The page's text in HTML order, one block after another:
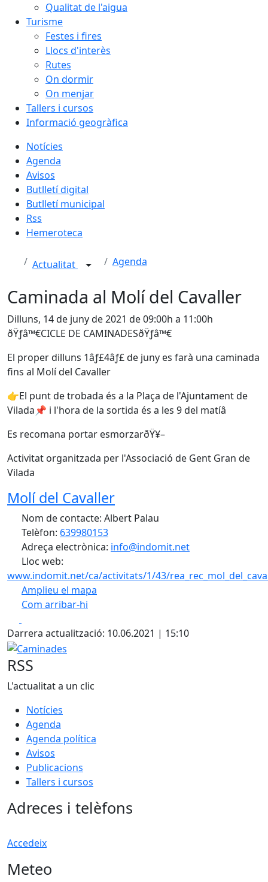
Qualitat de l'aigua
Turisme
Festes i fires
Llocs d'interès
Rutes
On dormir
On menjar
Tallers i cursos
Informació geogràfica
Notícies
Agenda
Avisos
Butlletí digital
Butlletí municipal
Rss
Hemeroteca
Actualitat Agenda
Caminada al Molí del Cavaller
Dilluns, 14 de juny de 2021 de 09:00h a 11:00h
ðŸƒ‍â™€‍CICLE DE CAMINADESðŸƒ‍â™€‍
El proper dilluns 1️âƒ£4️âƒ£ de juny es farà una caminada
fins al Molí del Cavaller
👉El punt de trobada és a la Plaça de l'Ajuntament de
Vilada📌 i l'hora de la sortida és a les 9 del matíâ
Es recomana portar esmorzarðŸ¥–
Activitat organitzada per l'Associació de Gent Gran de
Vilada
Molí del Cavaller
Nom de contacte: Albert Palau
Telèfon: 639980153
Adreça electrònica: info@indomit.net
Lloc web:
www.indomit.net/ca/activitats/1/43/
Amplieu el mapa
Com arribar-hi
+
−
Darrera actualització: 10.06.2021 | 15:10
Caminades
RSS
L'actualitat a un clic
Notícies
Agenda
Agenda política
Avisos
Publicacions
Tallers i cursos
Adreces i telèfons
Accedeix
Meteo